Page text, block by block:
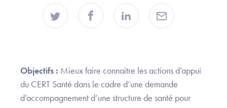
Objectifs : Mieux faire connaitre les actions d’appui
du CERT Santé dans le cadre d’une demande
d’accompagnement d’une structure de santé pour